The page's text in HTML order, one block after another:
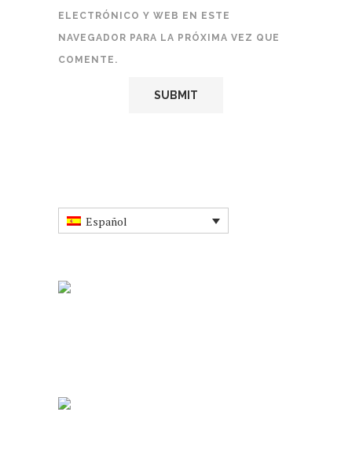
ELECTRÓNICO Y WEB EN ESTE
NAVEGADOR PARA LA PRÓXIMA VEZ QUE
COMENTE.
Español